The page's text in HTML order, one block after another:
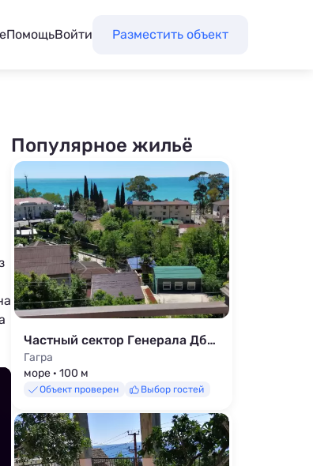
ПомощьВойти Разместить объект
Популярное жильё
Частный сектор Генерала Дбар 163
Гагра
море · 100 м
Объект проверен Выбор гостей